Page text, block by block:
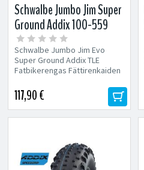
Schwalbe Jumbo Jim Super
Ground Addix 100-559
(26x4.0") Fatbikerengas
Schwalbe Jumbo Jim Evo
Super Ground Addix TLE
Fatbikerengas Fättirenkaiden
on...
117,90 €